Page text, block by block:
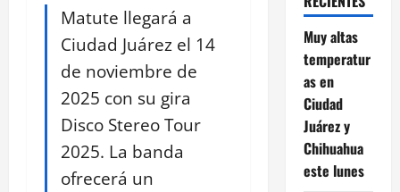
Matute llegará a
Ciudad Juárez el 14
de noviembre de
2025 con su gira
Disco Stereo Tour
2025. La banda
ofrecerá un
Muy altas
temperatur
as en
Ciudad
Juárez y
Chihuahua
este lunes